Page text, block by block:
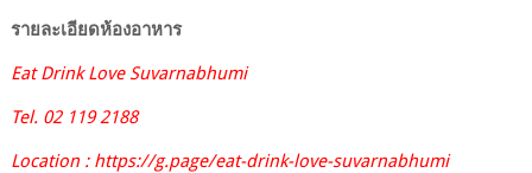
รายละเอียดห้องอาหาร
Eat Drink Love Suvarnabhumi
Tel. 02 119 2188
Location : https://g.page/eat-drink-love-suvarnabhumi